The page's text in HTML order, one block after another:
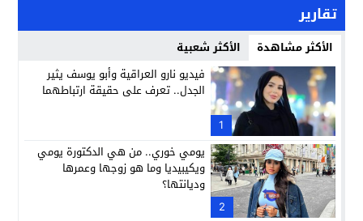
تقارير
الأكثر مشاهدة الأكثر شعبية
1
فيديو نارو العراقية وأبو يوسف يثير
الجدل.. تعرف على حقيقة ارتباطهما
2
يومي خوري.. من هي الدكتورة يومي
ويكيبيديا وما هو زوجها وعمرها
وديانتها؟